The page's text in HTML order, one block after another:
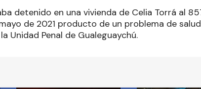
detenido en una vivienda de Celia Torrá al
de 2021 producto de un problema de
Unidad Penal de Gualeguaychú.